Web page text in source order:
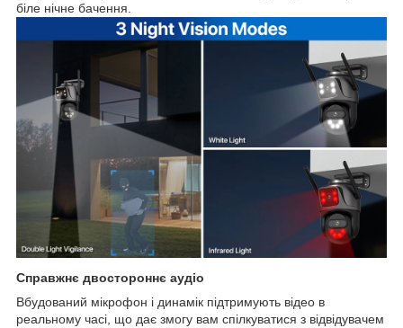
біле нічне бачення.
Справжнє двостороннє аудіо
Вбудований мікрофон і динамік підтримують відео в
реальному часі, що дає змогу вам спілкуватися з відвідувачем